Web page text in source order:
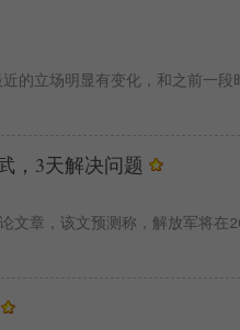
的立场明显有变化，和之前一段
，3天解决问题
文章，该文预测称，解放军将在